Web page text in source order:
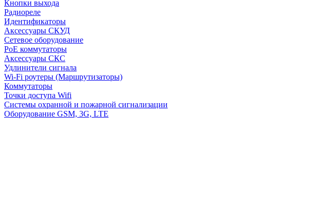
Кнопки выхода
Радиореле
Идентификаторы
Аксессуары СКУД
Сетевое оборудование
PoE коммутаторы
Аксессуары СКС
Удлинители сигнала
Wi-Fi роутеры (Маршрутизаторы)
Коммутаторы
Точки доступа Wifi
Системы охранной и пожарной сигнализации
Оборудование GSM, 3G, LTE